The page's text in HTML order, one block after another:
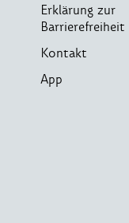
Erklärung zur
Barrierefreiheit
Kontakt
App